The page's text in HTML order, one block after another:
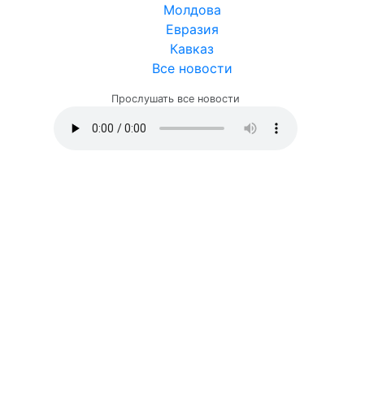
Молдова
Евразия
Кавказ
Все новости
Прослушать все новости